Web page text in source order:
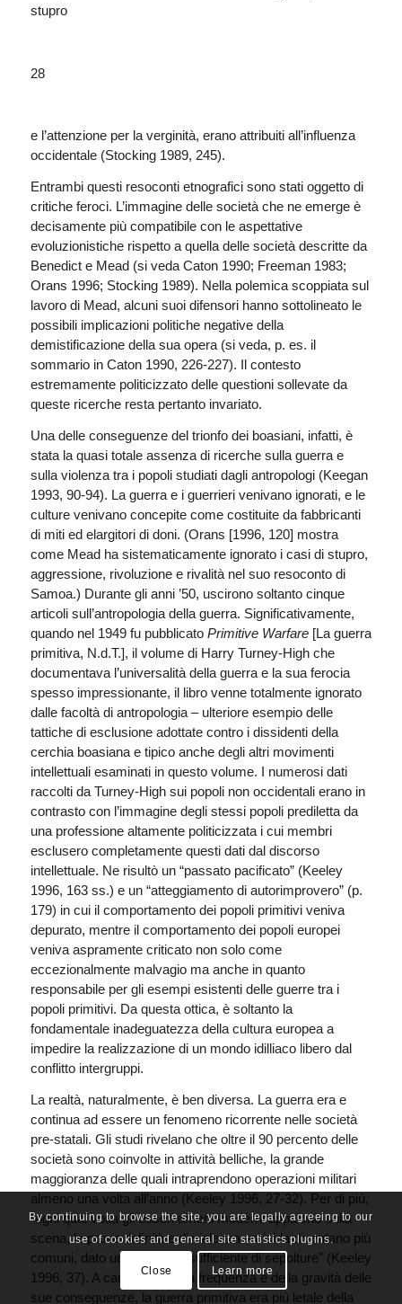
stupro
28
e l’attenzione per la verginità, erano attribuiti all’influenza
occidentale (Stocking 1989, 245).
Entrambi questi resoconti etnografici sono stati oggetto di
critiche feroci. L’immagine delle società che ne emerge è
decisamente più compatibile con le aspettative
evoluzionistiche rispetto a quella delle società descritte da
Benedict e Mead (si veda Caton 1990; Freeman 1983;
Orans 1996; Stocking 1989). Nella polemica scoppiata sul
lavoro di Mead, alcuni suoi difensori hanno sottolineato le
possibili implicazioni politiche negative della
demistificazione della sua opera (si veda, p. es. il
sommario in Caton 1990, 226-227). Il contesto
estremamente politicizzato delle questioni sollevate da
queste ricerche resta pertanto invariato.
Una delle conseguenze del trionfo dei boasiani, infatti, è
stata la quasi totale assenza di ricerche sulla guerra e
sulla violenza tra i popoli studiati dagli antropologi (Keegan
1993, 90-94). La guerra e i guerrieri venivano ignorati, e le
culture venivano concepite come costituite da fabbricanti
di miti ed elargitori di doni. (Orans [1996, 120] mostra
come Mead ha sistematicamente ignorato i casi di stupro,
aggressione, rivoluzione e rivalità nel suo resoconto di
Samoa.) Durante gli anni ’50, uscirono soltanto cinque
articoli sull’antropologia della guerra. Significativamente,
quando nel 1949 fu pubblicato Primitive Warfare[La guerra
primitiva, N.d.T.], il volume di Harry Turney-High che
documentava l’universalità della guerra e la sua ferocia
spesso impressionante, il libro venne totalmente ignorato
dalle facoltà di antropologia – ulteriore esempio delle
tattiche di esclusione adottate contro i dissidenti della
cerchia boasiana e tipico anche degli altri movimenti
intellettuali esaminati in questo volume. I numerosi dati
raccolti da Turney-High sui popoli non occidentali erano in
contrasto con l’immagine degli stessi popoli prediletta da
una professione altamente politicizzata i cui membri
esclusero completamente questi dati dal discorso
intellettuale. Ne risultò un “passato pacificato” (Keeley
1996, 163 ss.) e un “atteggiamento di autorimprovero” (p.
179) in cui il comportamento dei popoli primitivi veniva
depurato, mentre il comportamento dei popoli europei
veniva aspramente criticato non solo come
eccezionalmente malvagio ma anche in quanto
responsabile per gli esempi esistenti delle guerre tra i
popoli primitivi. Da questa ottica, è soltanto la
fondamentale inadeguatezza della cultura europea a
impedire la realizzazione di un mondo idilliaco libero dal
conflitto intergruppi.
La realtà, naturalmente, è ben diversa. La guerra era e
continua ad essere un fenomeno ricorrente nelle società
pre-statali. Gli studi rivelano che oltre il 90 percento delle
società sono coinvolte in attività belliche, la grande
maggioranza delle quali intraprendono operazioni militari
almeno una volta all’anno (Keeley 1996, 27-32). Per di più,
“ogni qual volta gli esseri umani moderni appaiono sulla
scena, le prove definitive di violenza omicida diventano più
comuni, dato un campione sufficiente di sepolture” (Keeley
1996, 37). A causa della sua frequenza e della gravità delle
sue conseguenze, la guerra primitiva era più letale della
By continuing to browse the site, you are legally agreeing to our
use of cookies and general site statistics plugins.
Close Learn more